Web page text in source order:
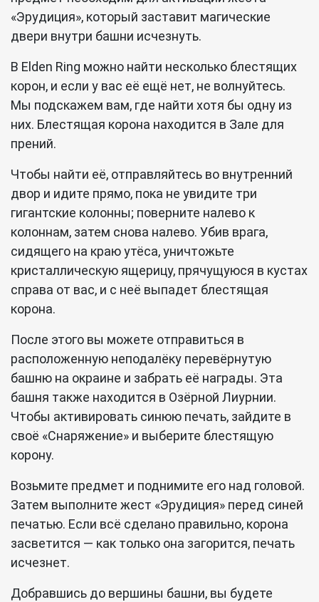
«Эрудиция», который заставит магические
двери внутри башни исчезнуть.
В Elden Ring можно найти несколько блестящих
корон, и если у вас её ещё нет, не волнуйтесь.
Мы подскажем вам, где найти хотя бы одну из
них. Блестящая корона находится в Зале для
прений.
Чтобы найти её, отправляйтесь во внутренний
двор и идите прямо, пока не увидите три
гигантские колонны; поверните налево к
колоннам, затем снова налево. Убив врага,
сидящего на краю утёса, уничтожьте
кристаллическую ящерицу, прячущуюся в кустах
справа от вас, и с неё выпадет блестящая
корона.
После этого вы можете отправиться в
расположенную неподалёку перевёрнутую
башню на окраине и забрать её награды. Эта
башня также находится в Озёрной Лиурнии.
Чтобы активировать синюю печать, зайдите в
своё «Снаряжение» и выберите блестящую
корону.
Возьмите предмет и поднимите его над головой.
Затем выполните жест «Эрудиция» перед синей
печатью. Если всё сделано правильно, корона
засветится — как только она загорится, печать
исчезнет.
Добравшись до вершины башни, вы будете